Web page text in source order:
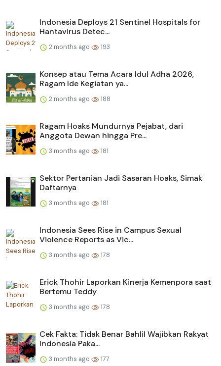
Indonesia Deploys 21 Sentinel Hospitals for
Hantavirus Detec...
2 months ago 193
Konsep atau Tema Acara Idul Adha 2026,
Ragam Ide Kegiatan ya...
2 months ago 188
Ragam Hoaks Mundurnya Pejabat, dari
Anggota Dewan hingga Pre...
3 months ago 181
Sektor Pertanian Jadi Sasaran Hoaks, Simak
Daftarnya
3 months ago 181
Indonesia Sees Rise in Campus Sexual
Violence Reports as Vic...
3 months ago 178
Erick Thohir Laporkan Kinerja Kemenpora saat
Bertemu Teddy
3 months ago 178
Cek Fakta: Tidak Benar Bahlil Wajibkan Rakyat
Indonesia Paka...
3 months ago 177